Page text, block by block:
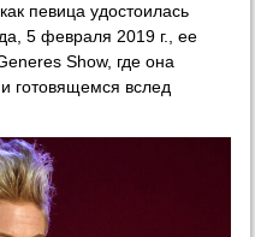
певица удостоилась
5 февраля 2019 г., ее
Show, где она
готовящемся вслед